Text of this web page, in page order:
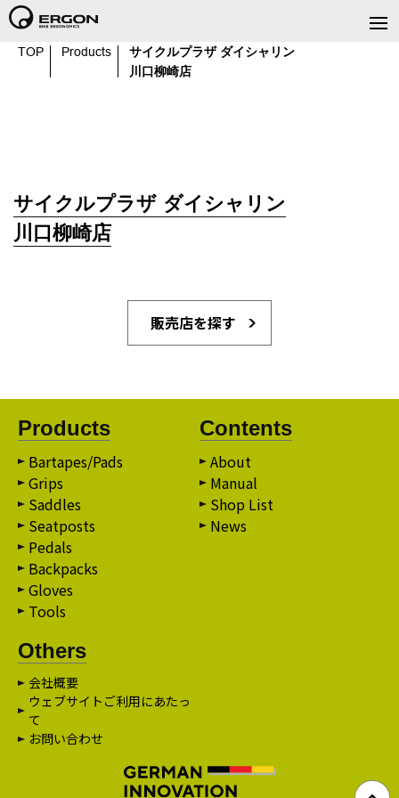
TOP Products
サイクルプラザ ダイシャリン
川口柳崎店
サイクルプラザ ダイシャリン
川口柳崎店
販売店を探す
Products
Bartapes/Pads
Grips
Saddles
Seatposts
Pedals
Backpacks
Gloves
Tools
Contents
About
Manual
Shop List
News
Others
会社概要
ウェブサイトご利用にあたっ
て
お問い合わせ